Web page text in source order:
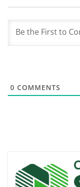
0 COMMENTS